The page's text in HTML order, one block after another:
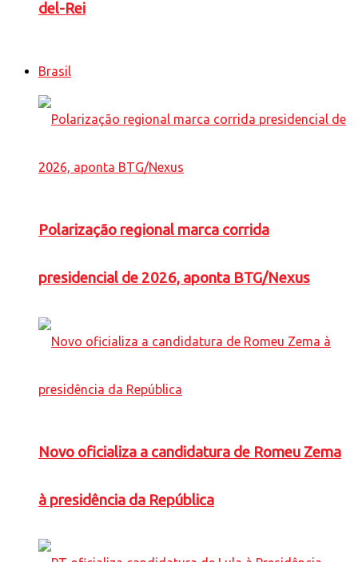
del-Rei
Brasil
Polarização regional marca corrida
presidencial de 2026, aponta BTG/Nexus
Novo oficializa a candidatura de Romeu Zema
à presidência da República